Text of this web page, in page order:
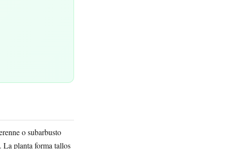
o subarbusto
La planta forma tallos